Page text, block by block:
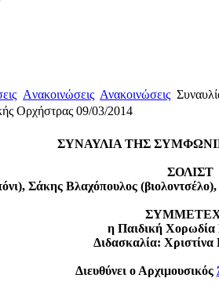
Aνακοινώσεις Ανακοινώσεις
Ορχήστρας 09/03/2014
ΣΥΝΑΥΛΙΑ TΗΣ
ΣΟΛΙΣΤ
Σάκης Βλαχόπουλος
η Παιδική Χορωδία
Διδασκαλία: Χριστίνα
Διευθύνει ο Αρχιμουσικός